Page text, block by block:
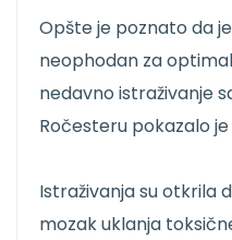
Opšte je poznato da
neophodan za
nedavno istraživanje
Ročesteru pokazalo je
Istraživanja su otkrila
mozak uklanja